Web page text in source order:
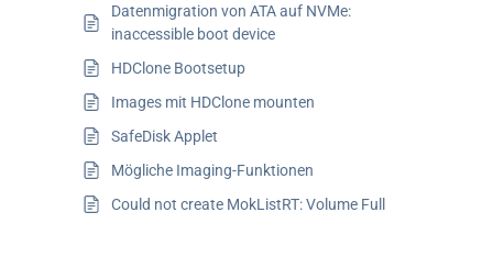
Datenmigration von ATA auf NVMe:
inaccessible boot device
HDClone Bootsetup
Images mit HDClone mounten
SafeDisk Applet
Mögliche Imaging-Funktionen
Could not create MokListRT: Volume Full